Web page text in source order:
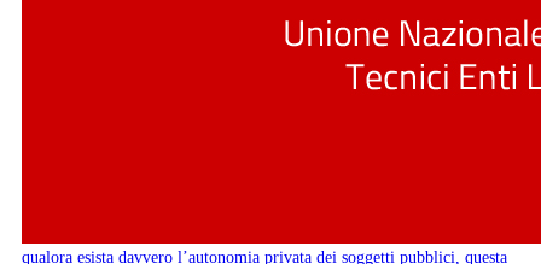
qualora esista davvero l’autonomia privata dei soggetti pubblici, questa